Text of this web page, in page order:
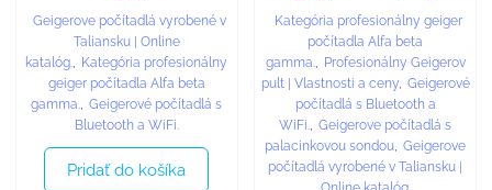
Geigerove počítadlá vyrobené v
Taliansku | Online
katalóg.
Kategória profesionálny
geiger počítadla Alfa beta
gamma.
Geigerové počítadlá s
Bluetooth a WiFi.
Pridať do košíka
Kategória profesionálny geiger
počítadla Alfa beta
gamma.
Profesionálny Geigerov
pult | Vlastnosti a ceny, Geigerové
počítadlá s Bluetooth a
WiFi.
Geigerove počítadlá s
palacinkovou sondou Geigerove
počítadlá vyrobené v Taliansku |